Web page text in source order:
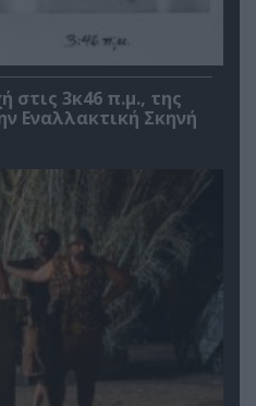
στις 3κ46 π.μ., της
Εναλλακτική Σκηνή